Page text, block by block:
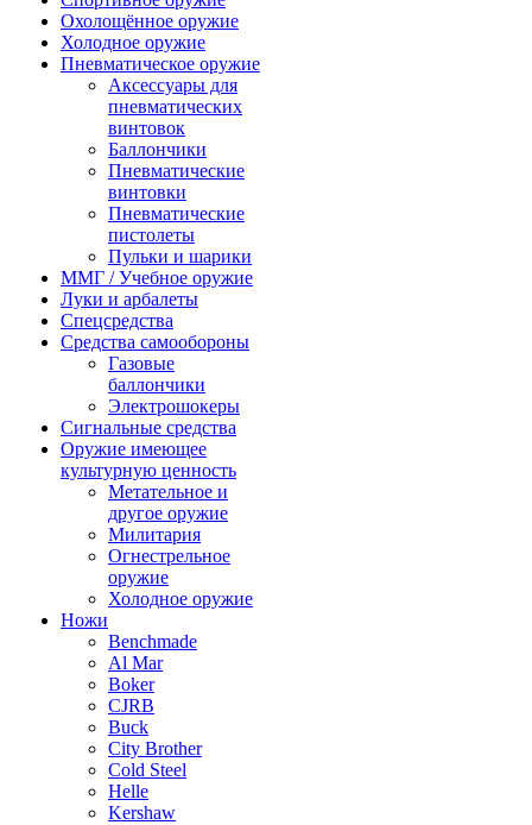
Охолощённое оружие
Холодное оружие
Пневматическое оружие
Аксессуары для
пневматических
винтовок
Баллончики
Пневматические
винтовки
Пневматические
пистолеты
Пульки и шарики
ММГ / Учебное оружие
Луки и арбалеты
Спецсредства
Средства самообороны
Газовые
баллончики
Электрошокеры
Сигнальные средства
Оружие имеющее
культурную ценность
Метательное и
другое оружие
Милитария
Огнестрельное
оружие
Холодное оружие
Ножи
Benchmade
Al Mar
Boker
CJRB
Buck
City Brother
Cold Steel
Helle
Kershaw